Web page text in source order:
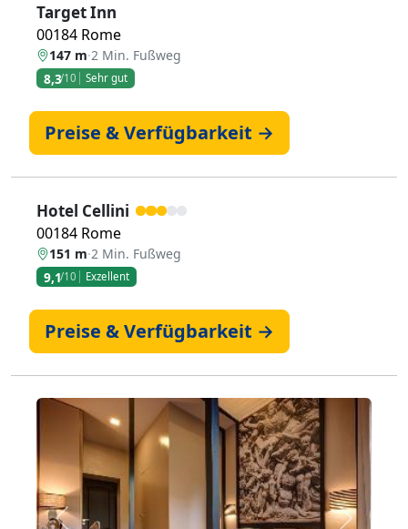
Target Inn
00184 Rome
147 m·2 Min. Fußweg
8,3/10 Sehr gut
Preise & Verfügbarkeit →
Hotel Cellini
00184 Rome
151 m·2 Min. Fußweg
9,1/10 Exzellent
Preise & Verfügbarkeit →